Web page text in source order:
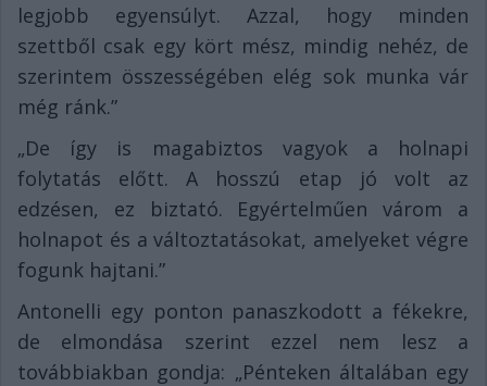
legjobb egyensúlyt. Azzal, hogy minden
szettből csak egy kört mész, mindig nehéz, de
szerintem összességében elég sok munka vár
még ránk.”
„De így is magabiztos vagyok a holnapi
folytatás előtt. A hosszú etap jó volt az
edzésen, ez biztató. Egyértelműen várom a
holnapot és a változtatásokat, amelyeket végre
fogunk hajtani.”
Antonelli egy ponton panaszkodott a fékekre,
de elmondása szerint ezzel nem lesz a
továbbiakban gondja: „Pénteken általában egy